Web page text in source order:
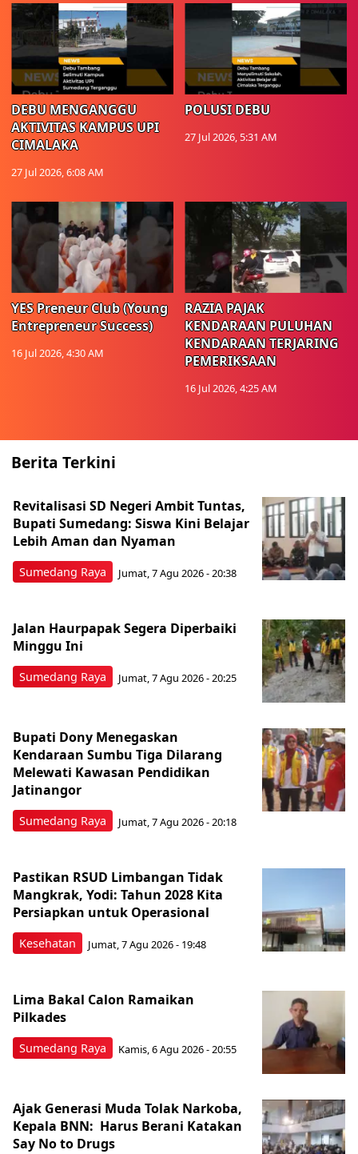
DEBU MENGANGGU
AKTIVITAS KAMPUS UPI
CIMALAKA
27 Jul 2026, 6:08 AM
POLUSI DEBU
27 Jul 2026, 5:31 AM
YES Preneur Club (Young
Entrepreneur Success)
16 Jul 2026, 4:30 AM
RAZIA PAJAK
KENDARAAN PULUHAN
KENDARAAN TERJARING
PEMERIKSAAN
16 Jul 2026, 4:25 AM
Berita Terkini
Sumedang Raya
Revitalisasi SD Negeri Ambit Tuntas,
Bupati Sumedang: Siswa Kini Belajar
Lebih Aman dan Nyaman
Jumat, 7 Agu 2026 - 20:38
Sumedang Raya
Jalan Haurpapak Segera Diperbaiki
Minggu Ini
Jumat, 7 Agu 2026 - 20:25
Sumedang Raya
Bupati Dony Menegaskan
Kendaraan Sumbu Tiga Dilarang
Melewati Kawasan Pendidikan
Jatinangor
Jumat, 7 Agu 2026 - 20:18
Kesehatan
Pastikan RSUD Limbangan Tidak
Mangkrak, Yodi: Tahun 2028 Kita
Persiapkan untuk Operasional
Jumat, 7 Agu 2026 - 19:48
Sumedang Raya
Lima Bakal Calon Ramaikan
Pilkades
Kamis, 6 Agu 2026 - 20:55
Ajak Generasi Muda Tolak Narkoba,
Kepala BNN: Harus Berani Katakan
Say No to Drugs